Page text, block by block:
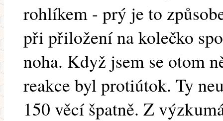
rohlíkem - prý je to
při přiložení na kolečko
noha. Když jsem se otom
reakce byl protiútok. Ty
150 věcí špatně. Z